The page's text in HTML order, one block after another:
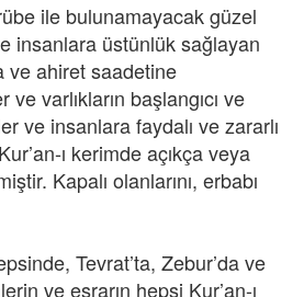
ile bulunamayacak güzel
insanlara üstünlük sağlayan
ve ahiret saadetine
varlıkların başlangıcı ve
ve insanlara faydalı ve zararlı
ı kerimde açıkça veya
Kapalı olanlarını, erbabı
Tevrat’ta, Zebur’da ve
ve esrarın hepsi Kur’an-ı